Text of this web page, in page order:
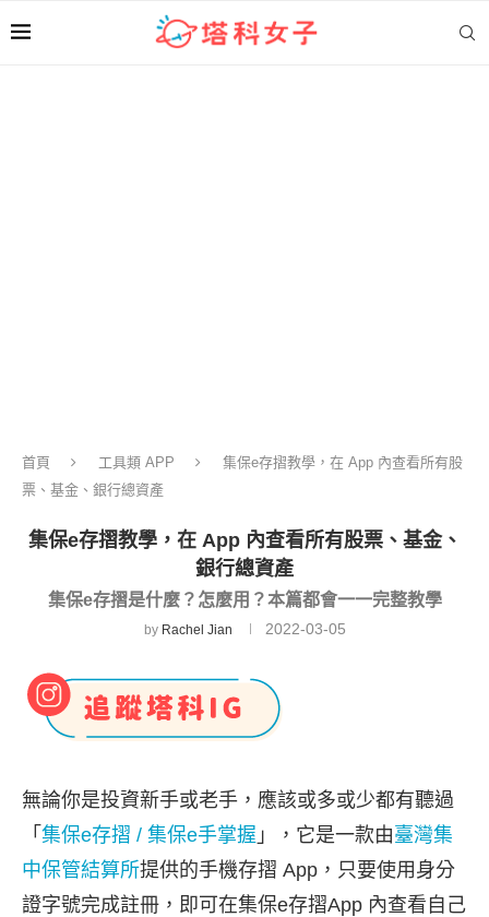
首頁 工具類 APP
集保e存摺教學，在 App 內查看所有股
票、基金、銀行總資產
集保e存摺教學，在 App 內查看所有股票、基金、
銀行總資產
集保e存摺是什麼？怎麼用？本篇都會一一完整教學
by Rachel Jian 2022-03-05
無論你是投資新手或老手，應該或多或少都有聽過
「 集保e存摺 / 集保e手掌握 」，它是一款由臺灣集
中保管結算所提供的手機存摺 App，只要使用身分
證字號完成註冊，即可在集保e存摺App 內查看自己